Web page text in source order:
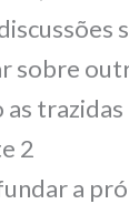
sobre
as
2
a